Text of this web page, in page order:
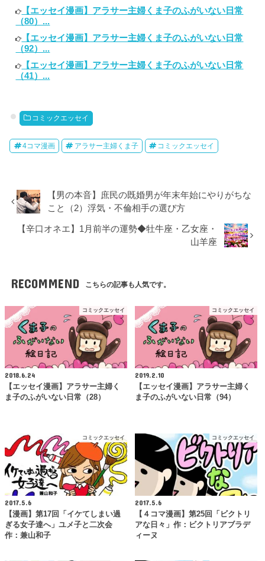
【エッセイ漫画】アラサー主婦くま子のふがいない日常
（80）...
【エッセイ漫画】アラサー主婦くま子のふがいない日常
（92）...
【エッセイ漫画】アラサー主婦くま子のふがいない日常
（41）...
コミックエッセイ
4コマ漫画 アラサー主婦くま子 コミックエッセイ
【男の本音】庶民の既婚男が年末年始にやりがちな
こと（2）浮気・不倫相手の選び方
【辛口オネエ】1月前半の運勢◆牡牛座・乙女座・
山羊座
RECOMMEND こちらの記事も人気です。
コミックエッセイ
2018.6.24
【エッセイ漫画】アラサー主婦く
ま子のふがいない日常（28）
コミックエッセイ
2019.2.10
【エッセイ漫画】アラサー主婦く
ま子のふがいない日常（94）
コミックエッセイ
2017.5.6
【漫画】第17回「イケてしまい過
ぎる女子達へ」ユメ子と二次会
作：兼山和子
コミックエッセイ
2017.5.6
【４コマ漫画】第25回「ビクトリ
アな日々」作：ビクトリアブラデ
ィーヌ